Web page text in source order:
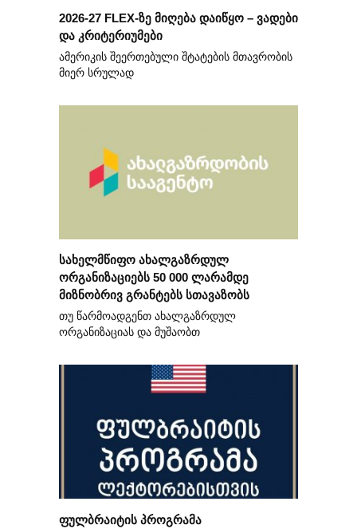
2026-27 FLEX-ზე მიღება დაიწყო – ვადები
და კრიტერიუმები
ამერიკის შეერთებული შტატების მთავრობის
მიერ სრულად
სახელმწიფო ახალგაზრდულ
ორგანიზაციებს 50 000 ლარამდე
მიზნობრივ გრანტებს სთავაზობს
თუ წარმოადგენთ ახალგაზრდულ
ორგანიზაციას და მუშაობთ
ფულბრაიტის პროგრამა